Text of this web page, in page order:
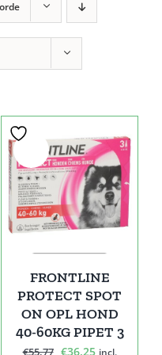
FRONTLINE
PROTECT SPOT
ON OPL HOND
40-60KG PIPET 3
€55,77 Oorspronkelijke
€36,25Huidige
incl.